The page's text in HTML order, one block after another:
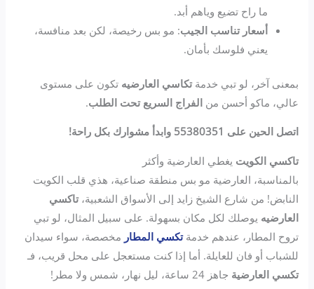
ما راح تضيع وياهم أبد.
أسعار تناسب الجيب: مو بس رخيصة، لكن بعد منافسة،
يعني فلوسك بأمان.
بمعنى آخر، لو تبي خدمةتكاسي العارضيه تكون على مستوى
عالي، ماكو أحسن منالفراج السريع تحت الطلب.
اتصل الحين على 55380351 وابدأ مشوارك بكل راحة!
تاكسي الكويت يغطي العارضية وأكثر
بالمناسبة، العارضية مو بس منطقة صناعية، هذي قلب الكويت
النابض! من شارع الشيخ زايد إلى الأسواق الشعبية،تاكسي
العارضيه يوصلك لكل مكان بسهولة. على سبيل المثال، لو تبي
تروح المطار، عندهم خدمةتكسي المطار مخصصة، سواء سيدان
للشباب أو فان للعايلة. أما إذا كنت مستعجل على محل قريب، فـ
تكسي العارضية جاهز 24 ساعة، ليل نهار، شمس ولا مطر!